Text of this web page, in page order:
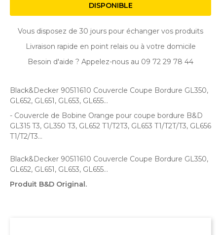
DISPONIBLE
Vous disposez de 30 jours pour échanger vos produits
Livraison rapide en point relais ou à votre domicile
Besoin d'aide ? Appelez-nous au 09 72 29 78 44
Black&Decker 90511610 Couvercle Coupe Bordure GL350,
GL652, GL651, GL653, GL655...
- Couvercle de Bobine Orange pour coupe bordure B&D
GL315 T3, GL350 T3, GL652 T1/T2T3, GL653 T1/T2T/T3, GL656
T1/T2/T3...
Black&Decker 90511610 Couvercle Coupe Bordure GL350,
GL652, GL651, GL653, GL655...
Produit B&D Original.